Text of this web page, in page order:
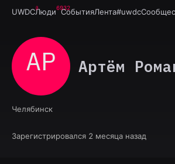
UWDCЛюди6932
СобытияЛента#uwdc
АР Артём
Челябинск
Зарегистрировался 2 месяца назад